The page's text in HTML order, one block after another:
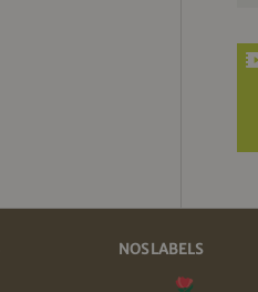
NOS LABELS